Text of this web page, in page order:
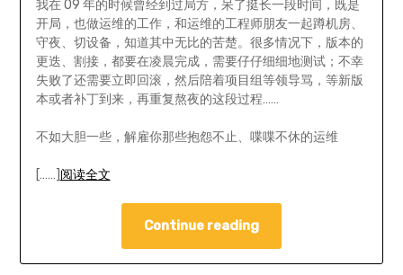
我在 09 年的时候曾经到过局方，呆了挺长一段时间，既是
开局，也做运维的工作，和运维的工程师朋友一起蹲机房、
守夜、切设备，知道其中无比的苦楚。很多情况下，版本的
更迭、割接，都要在凌晨完成，需要仔仔细细地测试；不幸
失败了还需要立即回滚，然后陪着项目组等领导骂，等新版
本或者补丁到来，再重复熬夜的这段过程……
不如大胆一些，解雇你那些抱怨不止、喋喋不休的运维
[……] 阅读全文
Continue reading